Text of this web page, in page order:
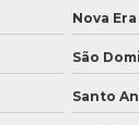
Nova Era
São
Santo